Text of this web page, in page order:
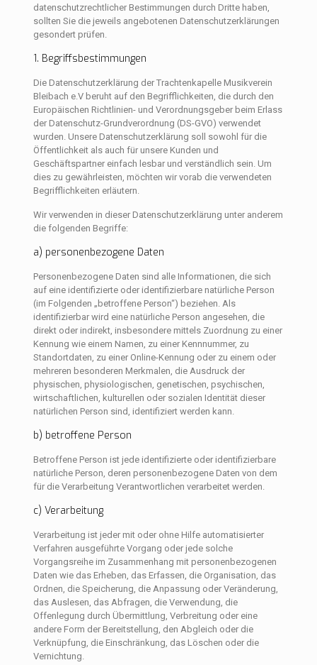
datenschutzrechtlicher Bestimmungen durch Dritte haben,
sollten Sie die jeweils angebotenen Datenschutzerklärungen
gesondert prüfen.
1. Begriffsbestimmungen
Die Datenschutzerklärung der Trachtenkapelle Musikverein
Bleibach e.V beruht auf den Begrifflichkeiten, die durch den
Europäischen Richtlinien- und Verordnungsgeber beim Erlass
der Datenschutz-Grundverordnung (DS-GVO) verwendet
wurden. Unsere Datenschutzerklärung soll sowohl für die
Öffentlichkeit als auch für unsere Kunden und
Geschäftspartner einfach lesbar und verständlich sein. Um
dies zu gewährleisten, möchten wir vorab die verwendeten
Begrifflichkeiten erläutern.
Wir verwenden in dieser Datenschutzerklärung unter anderem
die folgenden Begriffe:
a) personenbezogene Daten
Personenbezogene Daten sind alle Informationen, die sich
auf eine identifizierte oder identifizierbare natürliche Person
(im Folgenden „betroffene Person“) beziehen. Als
identifizierbar wird eine natürliche Person angesehen, die
direkt oder indirekt, insbesondere mittels Zuordnung zu einer
Kennung wie einem Namen, zu einer Kennnummer, zu
Standortdaten, zu einer Online-Kennung oder zu einem oder
mehreren besonderen Merkmalen, die Ausdruck der
physischen, physiologischen, genetischen, psychischen,
wirtschaftlichen, kulturellen oder sozialen Identität dieser
natürlichen Person sind, identifiziert werden kann.
b) betroffene Person
Betroffene Person ist jede identifizierte oder identifizierbare
natürliche Person, deren personenbezogene Daten von dem
für die Verarbeitung Verantwortlichen verarbeitet werden.
c) Verarbeitung
Verarbeitung ist jeder mit oder ohne Hilfe automatisierter
Verfahren ausgeführte Vorgang oder jede solche
Vorgangsreihe im Zusammenhang mit personenbezogenen
Daten wie das Erheben, das Erfassen, die Organisation, das
Ordnen, die Speicherung, die Anpassung oder Veränderung,
das Auslesen, das Abfragen, die Verwendung, die
Offenlegung durch Übermittlung, Verbreitung oder eine
andere Form der Bereitstellung, den Abgleich oder die
Verknüpfung, die Einschränkung, das Löschen oder die
Vernichtung.